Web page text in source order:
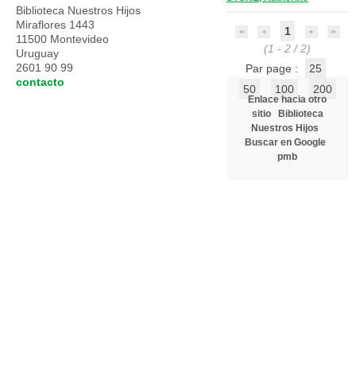
1
(1 - 2 / 2)
Par page :
25
50
100 200
Enlace hacia otro
sitio
Biblioteca
Nuestros Hijos
Buscar en Google
pmb
Biblioteca Nuestros Hijos
Miraflores 1443
11500 Montevideo
Uruguay
2601 90 99
contacto